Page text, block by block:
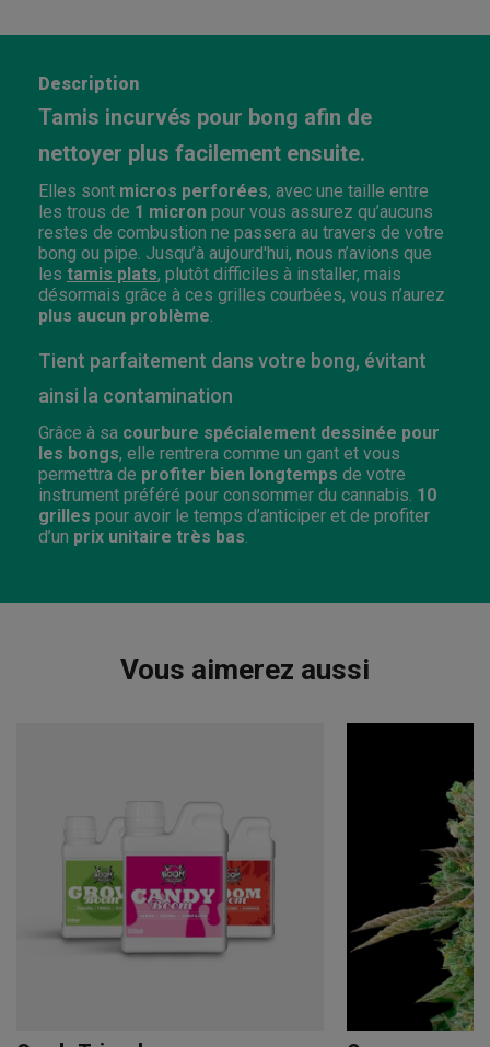
Description
Tamis incurvés pour bong afin de
nettoyer plus facilement ensuite.
Elles sont micros perforées, avec une taille entre
les trous de 1 micron pour vous assurez qu’aucuns
restes de combustion ne passera au travers de votre
bong ou pipe. Jusqu’à aujourd'hui, nous n’avions que
les tamis plats, plutôt difficiles à installer, mais
désormais grâce à ces grilles courbées, vous n’aurez
plus aucun problème
Tient parfaitement dans votre bong, évitant
ainsi la contamination
Grâce à sa courbure spécialement dessinée pour
les bongs, elle rentrera comme un gant et vous
permettra de profiter bien longtemps de votre
instrument préféré pour consommer du cannabis. 10
grilles pour avoir le temps d’anticiper et de profiter
d’un prix unitaire très bas
Vous aimerez aussi